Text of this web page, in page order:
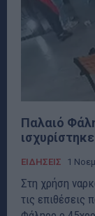
Παλαιό
ΕΙΔΗΣΕΙΣ 1
Στη χρήση
τις επιθέσεις